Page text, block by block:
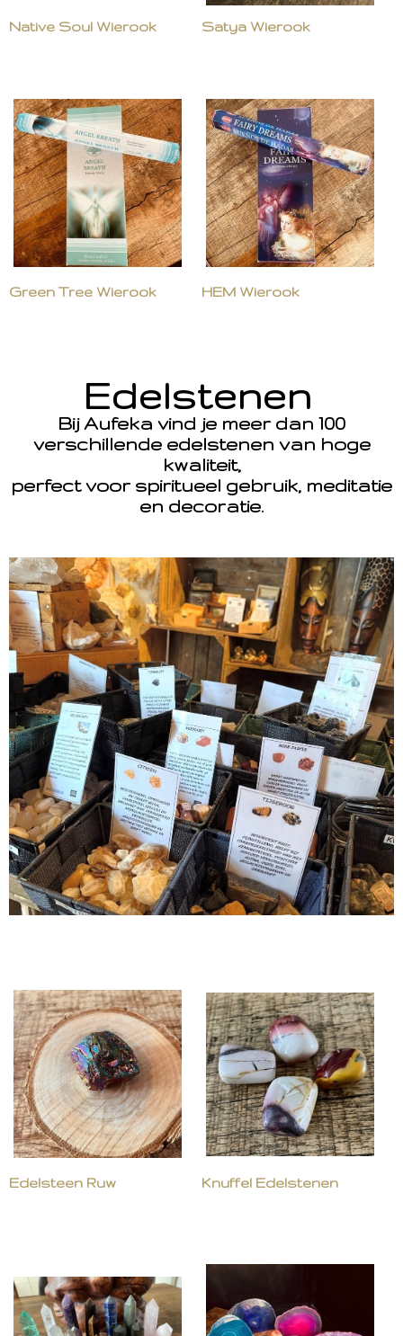
Native Soul Wierook Satya Wierook
Green Tree Wierook HEM Wierook
Edelstenen
Bij Aufeka vind je meer dan 100
verschillende edelstenen van hoge
kwaliteit,
perfect voor spiritueel gebruik, meditatie
en decoratie.
Edelsteen Ruw Knuffel Edelstenen